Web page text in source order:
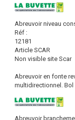
Abreuvoir niveau
Réf :
12181
Article SCAR
Non visible site Scar
Abreuvoir en fonte
multidirectionnel.
Abreuvoir